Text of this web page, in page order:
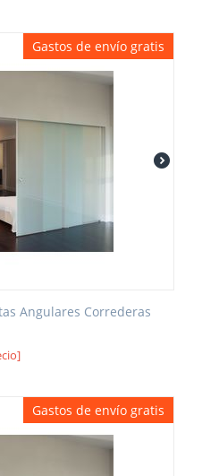
Gastos de envío gratis
Angulares Correderas
Gastos de envío gratis